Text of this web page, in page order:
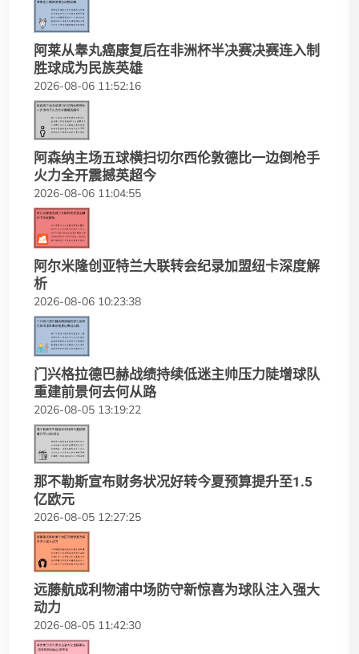
阿莱从睾丸癌康复后在非洲杯半决赛决赛连入制
胜球成为民族英雄
2026-08-06 11:52:16
阿森纳主场五球横扫切尔西伦敦德比一边倒枪手
火力全开震撼英超今
2026-08-06 11:04:55
阿尔米隆创亚特兰大联转会纪录加盟纽卡深度解
析
2026-08-06 10:23:38
门兴格拉德巴赫战绩持续低迷主帅压力陡增球队
重建前景何去何从路
2026-08-05 13:19:22
那不勒斯宣布财务状况好转今夏预算提升至1.5
亿欧元
2026-08-05 12:27:25
远藤航成利物浦中场防守新惊喜为球队注入强大
动力
2026-08-05 11:42:30